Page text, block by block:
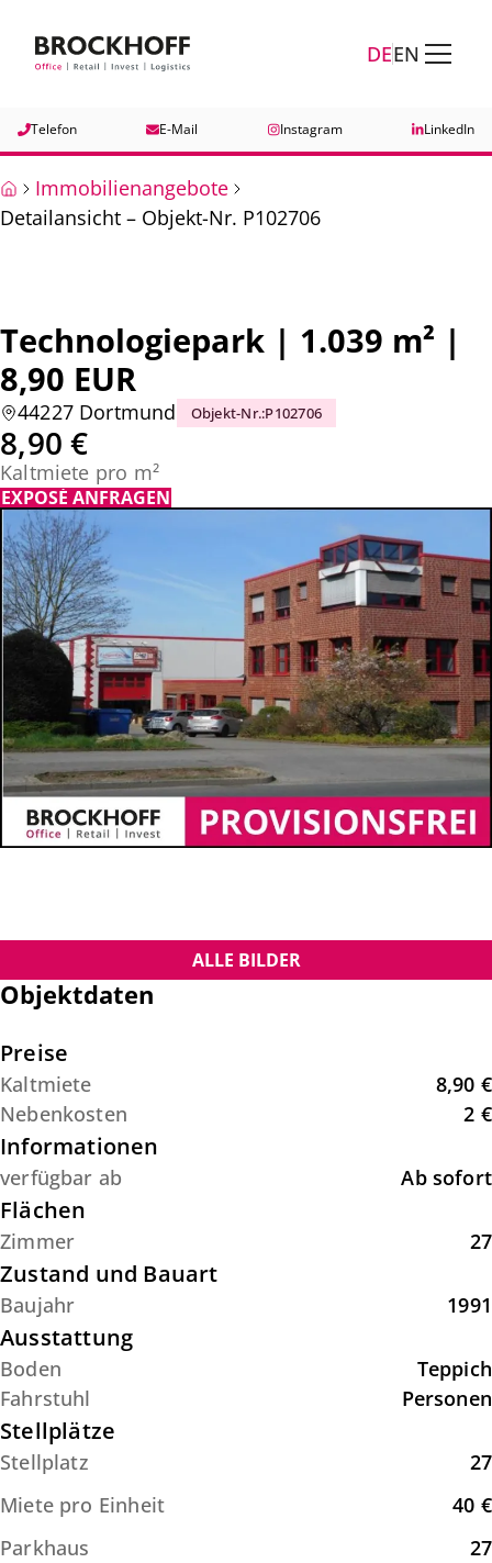
Zum Fuß springen
DEEN
Telefon E-Mail Instagram LinkedIn
Immobilienangebote
Detailansicht – Objekt-Nr. P102706
Technologiepark | 1.039 m² |
8,90 EUR
44227 Dortmund Objekt-Nr.:P102706
8,90 €
Kaltmiete pro m²
EXPOSÉ ANFRAGEN
ALLE BILDER
Objektdaten
Preise
Kaltmiete
8,90 €
Nebenkosten
2 €
Informationen
verfügbar ab Ab sofort
Flächen
Zimmer 27
Zustand und Bauart
Baujahr 1991
Ausstattung
Boden
Teppich
Fahrstuhl
Personen
Stellplätze
Stellplatz
27
Miete pro Einheit
40 €
Parkhaus
27